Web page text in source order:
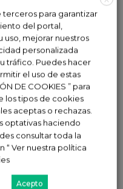
terceros para garantizar
del portal,
mejorar nuestros
personalizada
tráfico. Puedes hacer
el uso de estas
DE COOKIES ” para
los tipos de cookies
aceptas o rechazas.
optativas haciendo
consultar toda la
“ Ver nuestra política
Acepto